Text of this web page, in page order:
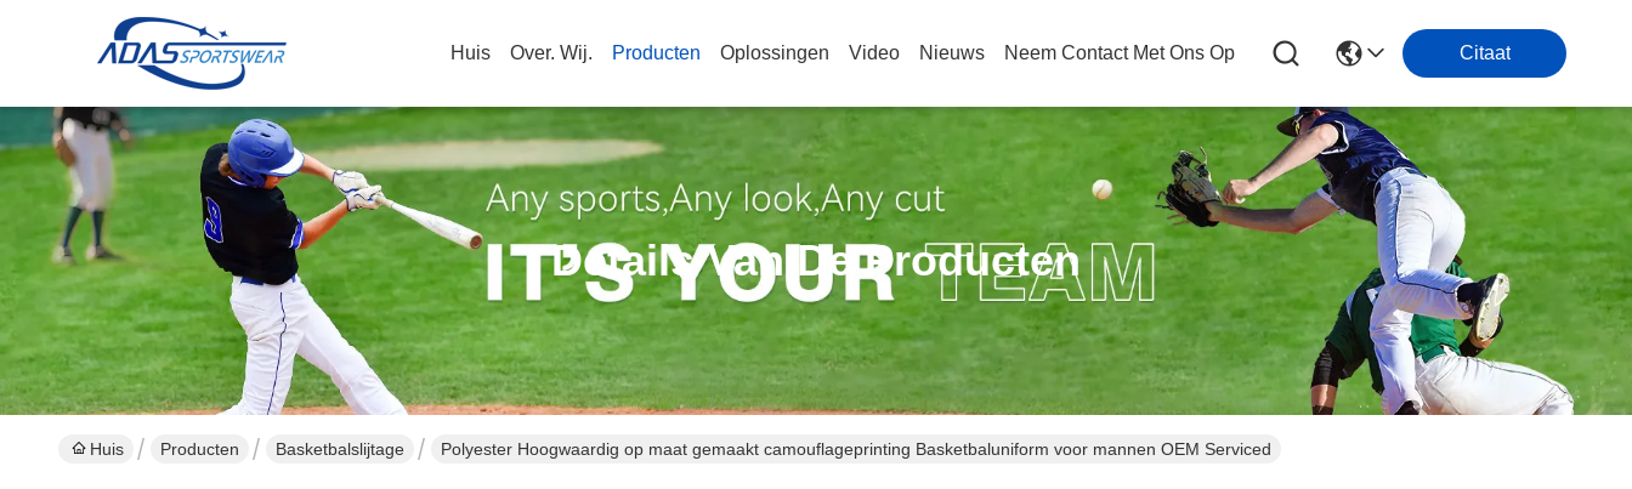
Huis Over. Wij. Producten Oplossingen Video Nieuws Neem Contact Met Ons Op Citaat
Details Van De Producten
Huis Producten Basketbalslijtage Polyester Hoogwaardig op maat gemaakt camouflageprinting Basketbaluniform voor mannen OEM Serviced